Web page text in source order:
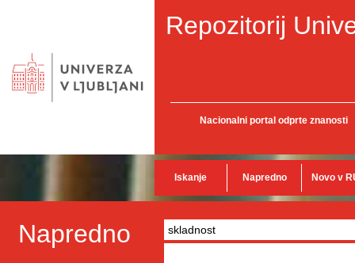
Repozitorij
Nacionalni portal odprte znanosti
Iskanje Napredno Novo v
Napredno